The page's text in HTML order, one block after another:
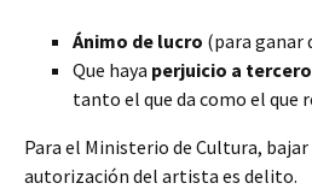
Ánimo de lucro (para ganar
Que haya perjuicio a
tanto el que da como el que
Para el Ministerio de Cultura,
autorización del artista es delito.